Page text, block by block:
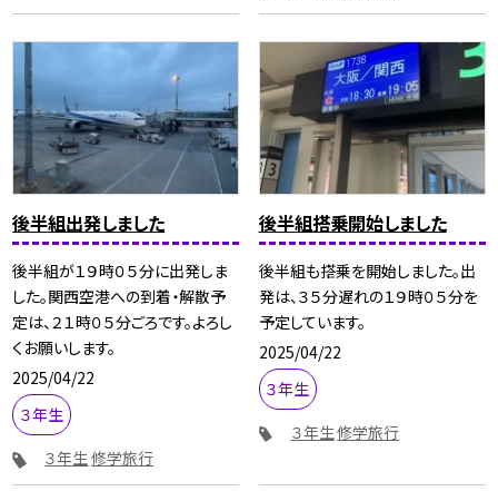
後半組出発しました
後半組が１９時０５分に出発しま
した。関西空港への到着・解散予
定は、２１時０５分ごろです。よろし
くお願いします。
2025/04/22
３年生
３年生修学旅行
後半組搭乗開始しました
後半組も搭乗を開始しました。出
発は、３５分遅れの１９時０５分を
予定しています。
2025/04/22
３年生
３年生修学旅行